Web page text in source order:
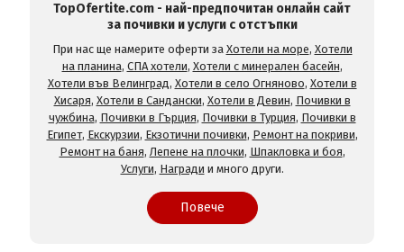
TopOfertite.com - най-предпочитан онлайн сайт
за почивки и услуги с отстъпки
При нас ще намерите оферти за Хотели на море, Хотели
на планина, СПА хотели, Хотели с минерален басейн,
Хотели във Велинград, Хотели в село Огняново, Хотели в
Хисаря, Хотели в Сандански, Хотели в Девин, Почивки в
чужбина, Почивки в Гърция, Почивки в Турция, Почивки в
Египет, Екскурзии, Екзотични почивки, Ремонт на покриви,
Ремонт на баня, Лепене на плочки, Шпакловка и боя,
Услуги, Награди и много други.
Повече